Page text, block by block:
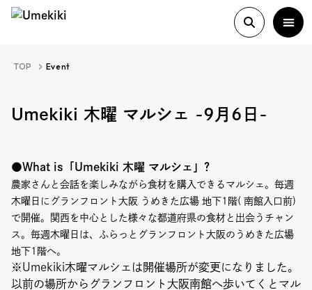
About
History
Food Study
Column
Paper
TOP Event
Umekiki 木曜 マルシェ -9月6日-
●What is「Umekiki 木曜 マルシェ」?
農家さんと会話を楽しみながら食材を購入できるマルシェ。毎週
木曜日にグランフロント大阪 うめきた広場 地下1階( 南館入口前)
で開催。関西を中心とした様々な都道府県の食材と出会うチャン
ス。毎週木曜日は、ふらっとグランフロント大阪のうめきた広場
地下1階へ。
※Umekiki木曜マルシェは開催場所が変更になりました。
以前の場所からグランフロント大阪南館へ歩いてくとマル